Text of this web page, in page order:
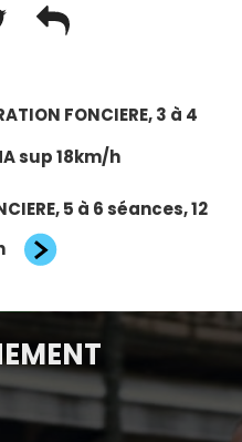
FONCIERE, 3 à 4
sup 18km/h
5 à 6 séances, 12